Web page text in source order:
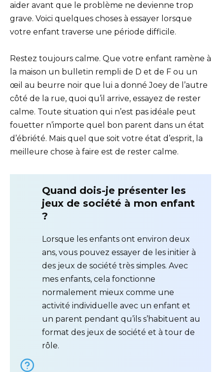
aider avant que le problème ne devienne trop
grave. Voici quelques choses à essayer lorsque
votre enfant traverse une période difficile.
Restez toujours calme. Que votre enfant ramène à
la maison un bulletin rempli de D et de F ou un
œil au beurre noir que lui a donné Joey de l’autre
côté de la rue, quoi qu’il arrive, essayez de rester
calme. Toute situation qui n’est pas idéale peut
fouetter n’importe quel bon parent dans un état
d’ébriété. Mais quel que soit votre état d’esprit, la
meilleure chose à faire est de rester calme.
Quand dois-je présenter les
jeux de société à mon enfant
?
Lorsque les enfants ont environ deux
ans, vous pouvez essayer de les initier à
des jeux de société très simples. Avec
mes enfants, cela fonctionne
normalement mieux comme une
activité individuelle avec un enfant et
un parent pendant qu’ils s’habituent au
format des jeux de société et à tour de
rôle.